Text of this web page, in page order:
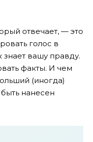
отвечает, — это
голос в
знает вашу правду.
факты. И чем
(иногда)
нанесен